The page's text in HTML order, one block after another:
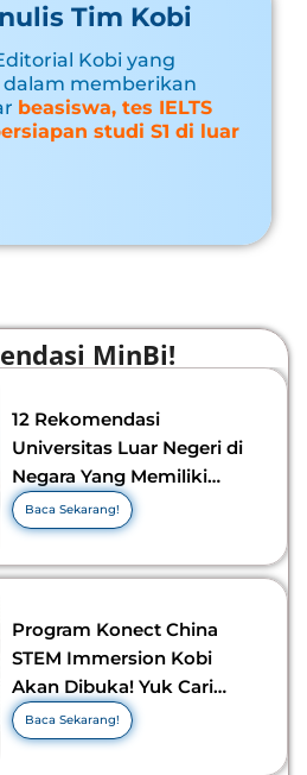
Tim Kobi
Kobi yang
memberikan
beasiswa, tes IELTS
studi S1 di luar
MinBi!
12 Rekomendasi
Universitas Luar Negeri di
Negara Yang Memiliki
Visa Murah di 2026-2027!
Baca Sekarang!
Program Konect China
STEM Immersion Kobi
Akan Dibuka! Yuk Cari
Tahu Info Selengkapnya!
Baca Sekarang!